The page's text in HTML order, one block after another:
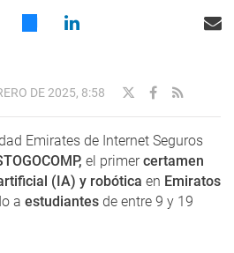
DE 2025, 8:58
Emirates de Internet Seguros
el primercertamen
(IA) y robótica en Emiratos
a estudiantes de entre 9 y 19